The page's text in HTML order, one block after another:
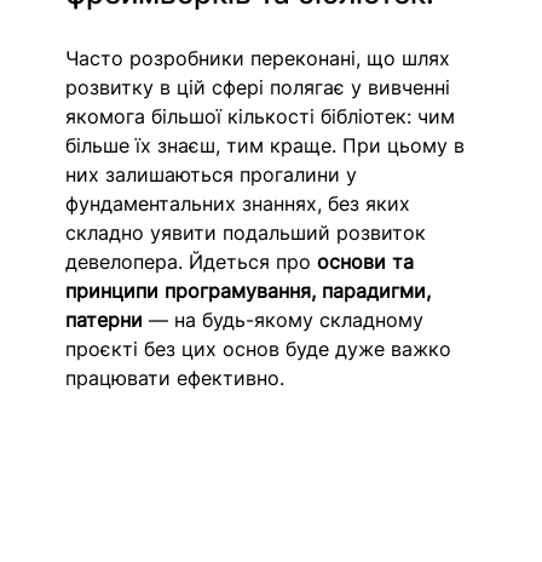
Часто розробники переконані, що шлях
розвитку в цій сфері полягає у вивченні
якомога більшої кількості бібліотек: чим
більше їх знаєш, тим краще. При цьому в
них залишаються прогалини у
фундаментальних знаннях, без яких
складно уявити подальший розвиток
девелопера. Йдеться про основи та
принципи програмування, парадигми,
патерни — на будь-якому складному
проєкті без цих основ буде дуже важко
працювати ефективно.